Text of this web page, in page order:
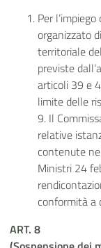
Per
organizzato
territoriale
previste
articoli 39 e
limite delle
9. Il
relative
contenute
Ministri 24
conformità a
ART. 8